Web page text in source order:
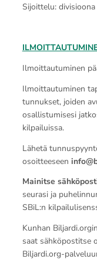
Sijoittelu:
Ilmoittautuminen
Ilmoittautuminen
tunnukset, joiden
osallistumisesi
kilpailuissa.
Lähetä
osoitteeseen
Mainitse
seurasi ja
SBiL:n
Kunhan
saat sähköpostitse
Biljardi.org-